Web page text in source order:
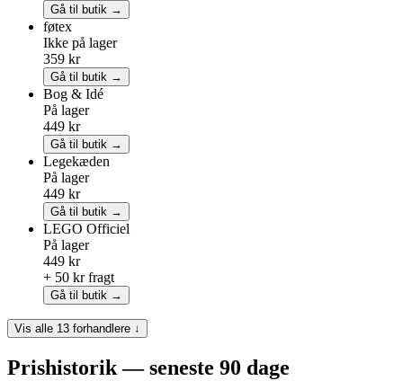
Gå til butik →
føtex
Ikke på lager
359 kr
Gå til butik →
Bog & Idé
På lager
449 kr
Gå til butik →
Legekæden
På lager
449 kr
Gå til butik →
LEGO Officiel
På lager
449 kr
+ 50 kr fragt
Gå til butik →
Vis alle 13 forhandlere ↓
Prishistorik — seneste 90 dage